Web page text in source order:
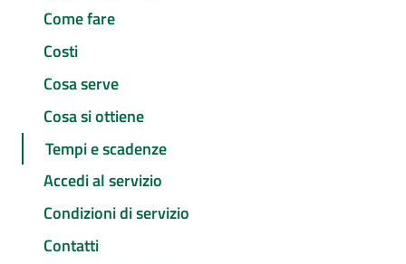
Come fare
Costi
Cosa serve
Cosa si ottiene
Tempi e scadenze
Accedi al servizio
Condizioni di servizio
Contatti